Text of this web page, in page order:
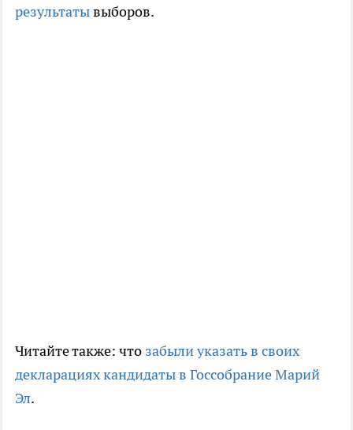
результатывыборов.
Читайте также: что забыли указать в своих
декларациях кандидаты в Госсобрание Марий
Эл.